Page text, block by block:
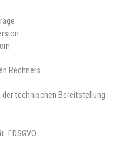
Rechners
technischen Bereitstellung
f DSGVO.